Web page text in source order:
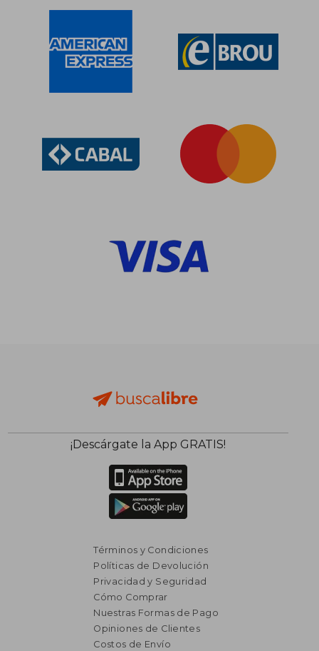
¡Descárgate la App GRATIS!
Términos y Condiciones
Políticas de Devolución
Privacidad y Seguridad
Cómo Comprar
Nuestras Formas de Pago
Opiniones de Clientes
Costos de Envío